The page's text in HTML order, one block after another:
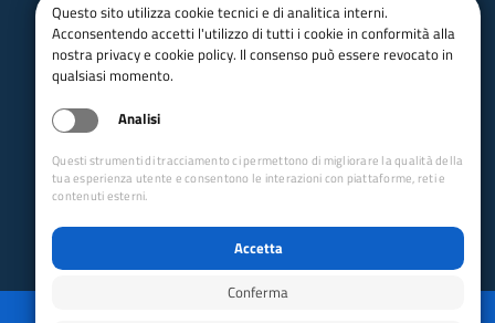
Questo sito utilizza cookie tecnici e di analitica interni.
Acconsentendo accetti l'utilizzo di tutti i cookie in conformità alla
nostra privacy e cookie policy. Il consenso può essere revocato in
qualsiasi momento.
Analisi
Questi strumenti di tracciamento ci permettono di migliorare la qualità della
tua esperienza utente e consentono le interazioni con piattaforme, reti e
contenuti esterni.
Accetta
Conferma